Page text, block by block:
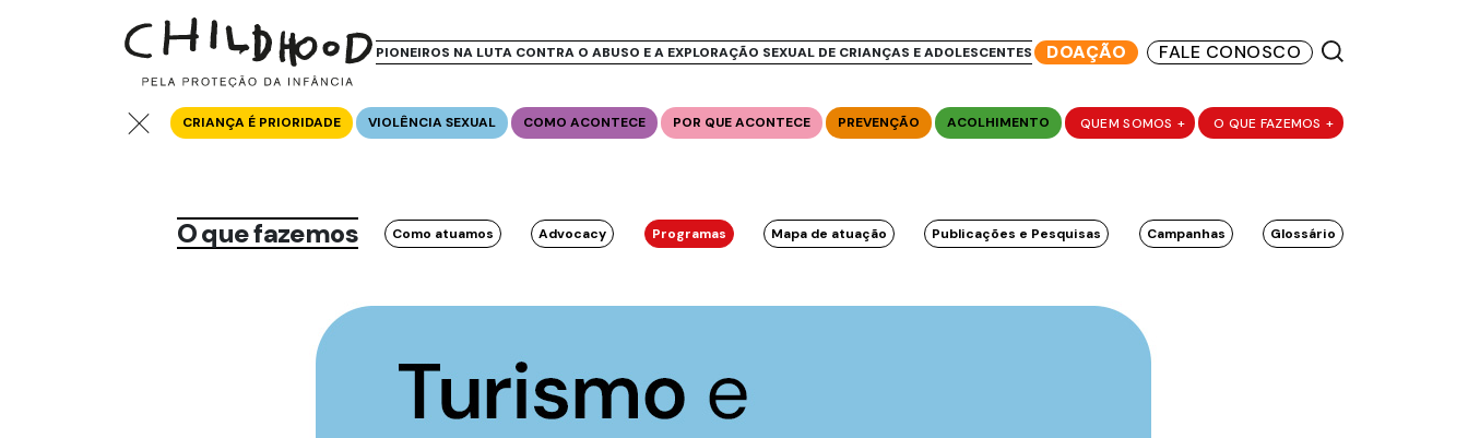
PIONEIROS NA LUTA CONTRA O ABUSO E A EXPLORAÇÃO SEXUAL DE CRIANÇAS E ADOLESCENTES DOAÇÃO FALE CONOSCO
CRIANÇA É PRIORIDADE VIOLÊNCIA SEXUAL COMO ACONTECE POR QUE ACONTECE PREVENÇÃO ACOLHIMENTO QUEM SOMOS + O QUE FAZEMOS +
O que fazemos Como atuamos Advocacy Programas Mapa de atuação Publicações e Pesquisas Campanhas Glossário